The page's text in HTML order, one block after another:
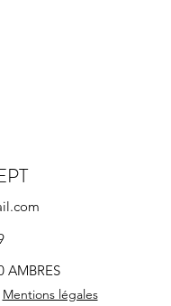
AMBRES
Mentions légales